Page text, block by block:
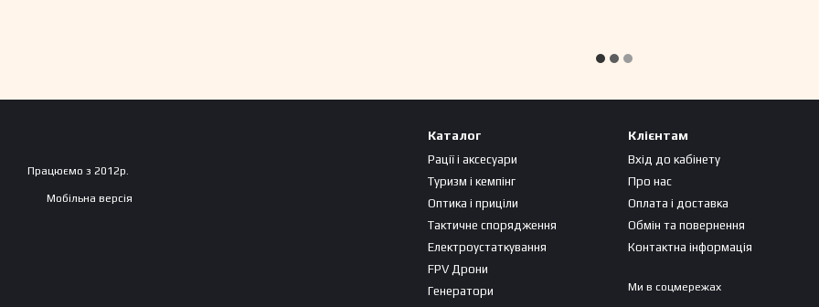
Працюємо з 2012р.
Мобільна версія
Каталог
Рації і аксесуари
Туризм і кемпінг
Оптика і приціли
Тактичне спорядження
Електроустаткування
FPV Дрони
Генератори
Клієнтам
Вхід до кабінету
Про нас
Оплата і доставка
Обмін та повернення
Контактна інформація
Ми в соцмережах